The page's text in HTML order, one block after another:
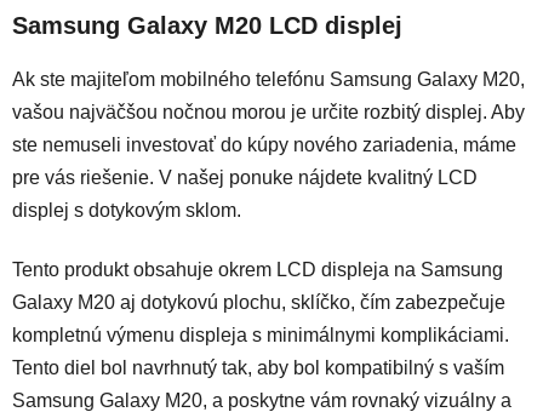
Samsung Galaxy M20 LCD displej
Ak ste majiteľom mobilného telefónu Samsung Galaxy M20,
vašou najväčšou nočnou morou je určite rozbitý displej. Aby
ste nemuseli investovať do kúpy nového zariadenia, máme
pre vás riešenie. V našej ponuke nájdete kvalitný LCD
displej s dotykovým sklom.
Tento produkt obsahuje okrem LCD displeja na Samsung
Galaxy M20 aj dotykovú plochu, sklíčko, čím zabezpečuje
kompletnú výmenu displeja s minimálnymi komplikáciami.
Tento diel bol navrhnutý tak, aby bol kompatibilný s vaším
Samsung Galaxy M20, a poskytne vám rovnaký vizuálny a